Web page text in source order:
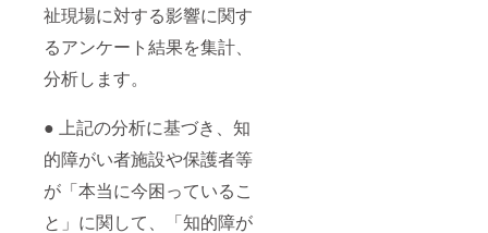
祉現場に対する影響に関す
るアンケート結果を集計、
分析します。
● 上記の分析に基づき、知
的障がい者施設や保護者等
が「本当に今困っているこ
と」に関して、「知的障が